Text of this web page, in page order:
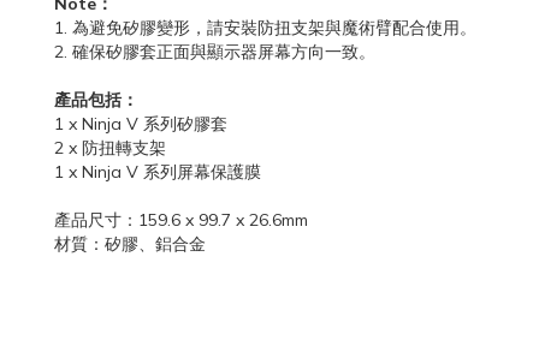
1. 為避免矽膠變形，請安裝防扭支架與魔術臂配合使用。
2. 確保矽膠套正面與顯示器屏幕方向一致。
產品包括：
1 x Ninja V 系列矽膠套
2 x 防扭轉支架
1 x Ninja V 系列屏幕保護膜
產品尺寸：159.6 x 99.7 x 26.6mm
材質：矽膠、鋁合金